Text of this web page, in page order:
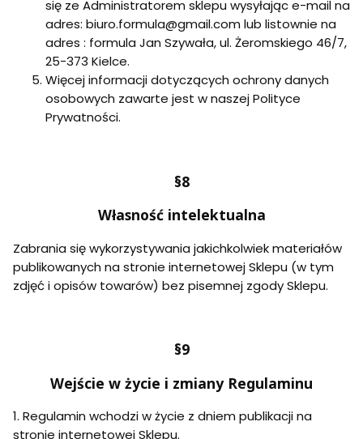
się ze Administratorem sklepu wysyłając e-mail na
adres: biuro.formula@gmail.com lub listownie na
adres : formula Jan Szywała, ul. Żeromskiego 46/7,
25-373 Kielce.
Więcej informacji dotyczących ochrony danych
osobowych zawarte jest w naszej Polityce
Prywatności.
§8
Własność intelektualna
Zabrania się wykorzystywania jakichkolwiek materiałów
publikowanych na stronie internetowej Sklepu (w tym
zdjęć i opisów towarów) bez pisemnej zgody Sklepu.
§9
Wejście w życie i zmiany Regulaminu
1. Regulamin wchodzi w życie z dniem publikacji na
stronie internetowej Sklepu.